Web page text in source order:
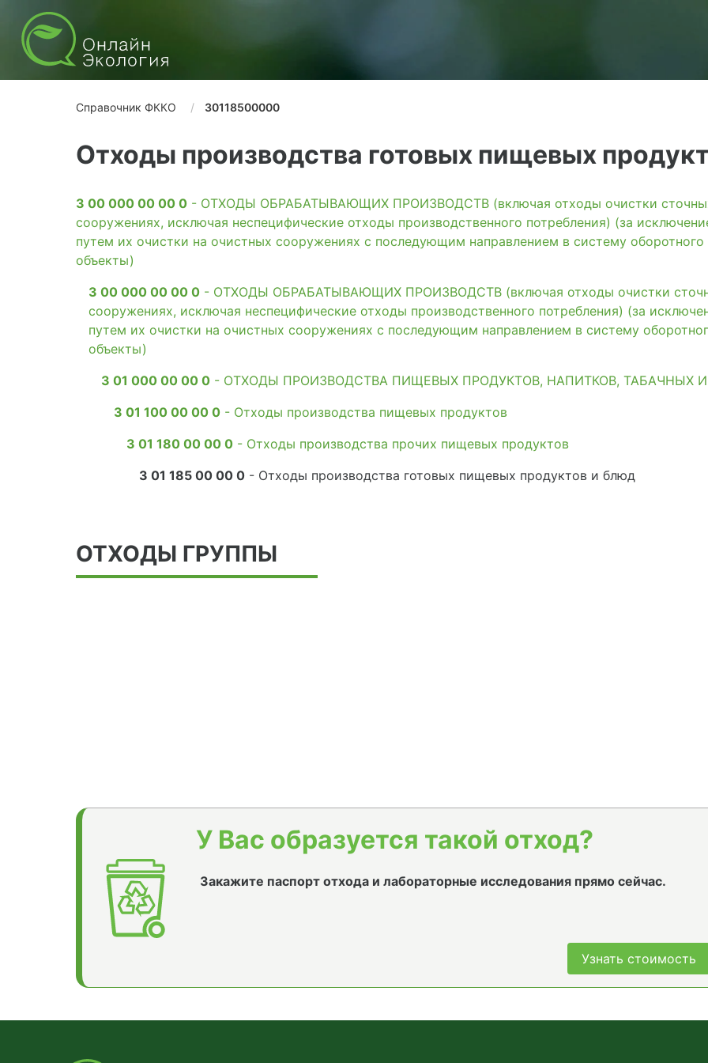
Справочник ФККО 30118500000
Отходы производства готовых пищевых
3 00 000 00 00 0 - ОТХОДЫ ОБРАБАТЫВАЮЩИХ ПРОИЗВОДСТВ (включая отходы очистки сточных
сооружениях, исключая неспецифические отходы производственного потребления) (за
путем их очистки на очистных сооружениях с последующим направлением в систему
объекты)
3 00 000 00 00 0 - ОТХОДЫ ОБРАБАТЫВАЮЩИХ ПРОИЗВОДСТВ (включая отходы очистки
сооружениях, исключая неспецифические отходы производственного потребления) (за
путем их очистки на очистных сооружениях с последующим направлением в систему
объекты)
3 01 000 00 00 0 - ОТХОДЫ ПРОИЗВОДСТВА ПИЩЕВЫХ ПРОДУКТОВ, НАПИТКОВ, ТАБАЧНЫХ
3 01 100 00 00 0 - Отходы производства пищевых продуктов
3 01 180 00 00 0 - Отходы производства прочих пищевых продуктов
3 01 185 00 00 0 - Отходы производства готовых пищевых продуктов и блюд
ОТХОДЫ ГРУППЫ
У Вас образуется такой отход?
Закажите паспорт отхода и лабораторные исследования прямо сейчас.
Узнать стоимость